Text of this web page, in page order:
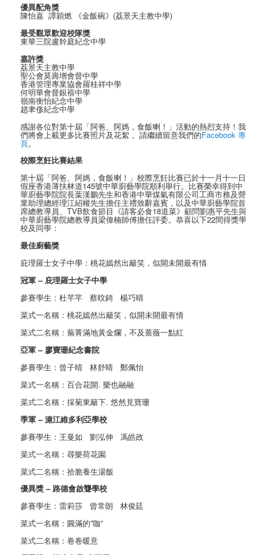
優異配角獎
陳怡嘉 譚穎燃 《金飯碗》(荔景天主教中學)
最受觀眾歡迎校隊獎
東華三院盧幹庭紀念中學
嘉許獎
荔景天主教中學
聖公會莫壽增會督中學
香港管理專業協會羅桂祥中學
何明華會督銀鿋中學
嶺南衡怡紀念中學
趙聿俢紀念中學
感謝各位對第十屆「阿爸、阿媽，食飯喇！」活動的熱烈支持！我
們將會上載更多比賽照片及花絮， 請繼續留意我們的Facebook 專
頁。
校際烹飪比賽結果
第十屆「阿爸、阿媽，食飯喇！」校際烹飪比賽已於十一月十一日
假座香港薄扶林道145號中華廚藝學院順利舉行。比賽榮幸得到中
華廚藝學院院長葉漢鵬先生和香港中華煤氣有限公司工商市務及營
業助理總經理江紹權先生擔任主禮致辭嘉賓，以及中華廚藝學院首
席總教導員、TVB飲食節目《請客必食18道菜》顧問劉惠平先生與
中華廚藝學院總教導員梁偉楠師傅擔任評委。恭喜以下22間得獎學
校及同學：
最佳廚藝獎
庇理羅士女子中學：桃花嫣然出籬笑，似開未開最有情
冠軍 – 庇理羅士女子中學
參賽學生：杜芊芊 蔡旼錡 楊巧晴
菜式一名稱：桃花嫣然出籬笑，似開未開最有情
菜式二名稱：蕪菁滿地黃金爛，不及蔷薇一點紅
亞軍 – 廖寶珊紀念書院
參賽學生：曾子晴 林舒晴 鄭佩怡
菜式一名稱：百合花開. 樂也融融
菜式二名稱：採菊東籬下. 悠然見寶珊
季軍 – 滬江維多利亞學校
參賽學生：王曼如 劉泓伸 馮皓政
菜式一名稱：尋樂荷花園
菜式二名稱：拾脆養生湯飯
優異獎 – 路德會啟聾學校
參賽學生：雷莉莎 曾常朗 林俊廷
菜式一名稱：圓滿的”咖”
菜式二名稱：卷卷暖意